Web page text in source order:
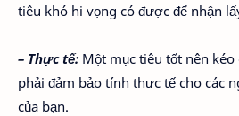
tiêu khó hi vọng có được để nhận
– Thực tế: Một mục tiêu tốt nên
phải đảm bảo tính thực tế cho các
của bạn.